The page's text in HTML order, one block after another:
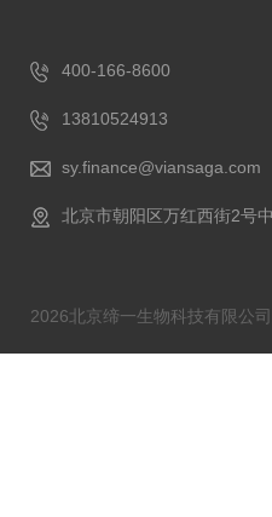
400-166-8600
13810524913
sy.finance@viansaga.com
北京市朝阳区万红西街2号
2026北京缔一生物科技有限公